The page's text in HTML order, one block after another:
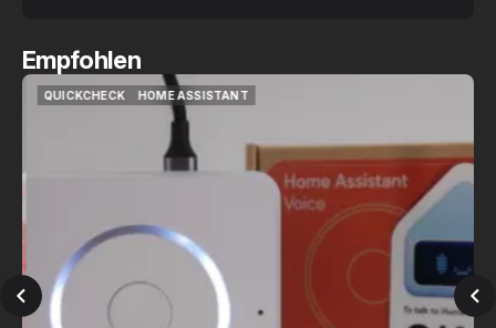
Empfohlen
QUICKCHECK
HOME ASSISTANT
HOME ASSISTANT